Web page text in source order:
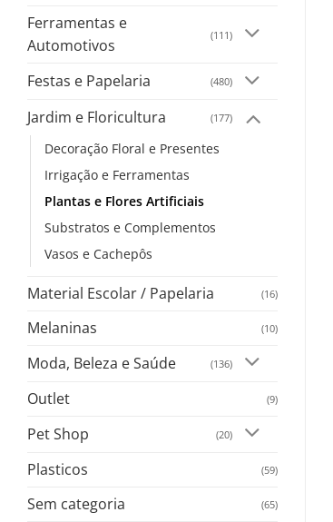
Ferramentas e
Automotivos
(111)
Festas e Papelaria (480)
Jardim e Floricultura (177)
Decoração Floral e Presentes
Irrigação e Ferramentas
Plantas e Flores Artificiais
Substratos e Complementos
Vasos e Cachepôs
Material Escolar / Papelaria (16)
Melaninas (10)
Moda, Beleza e Saúde (136)
Outlet (9)
Pet Shop (20)
Plasticos (59)
Sem categoria (65)
Buque Eucalipto C/05 35cm
Logue p/ ver o preço